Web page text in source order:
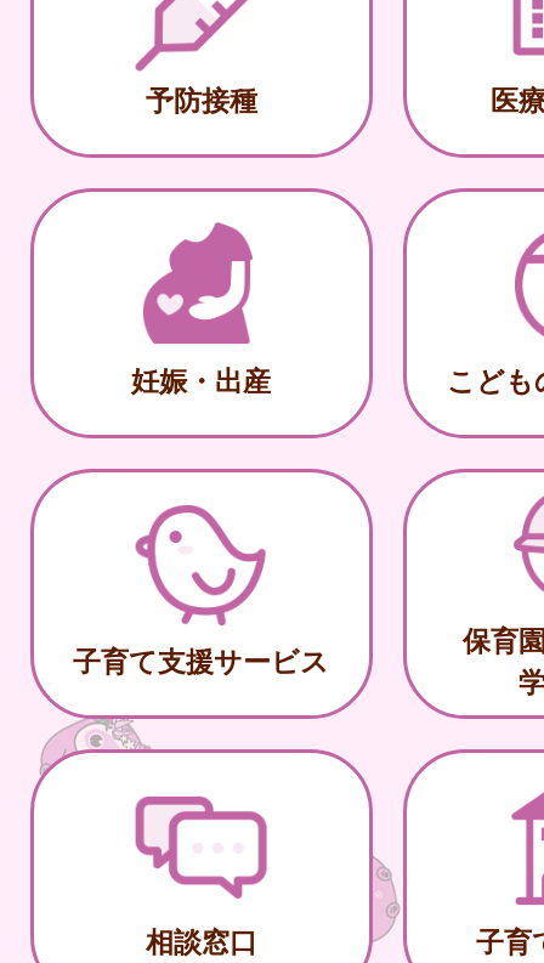
予防接種 医
妊娠・出産 こども
子育て支援サービス
保育
相談窓口 子育